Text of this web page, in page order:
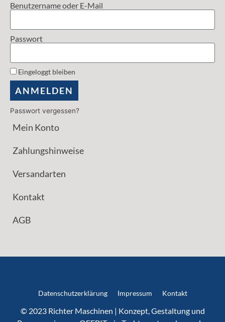
Benutzername oder E-Mail
Passwort
Eingeloggt bleiben
ANMELDEN
Passwort vergessen?
Mein Konto
Zahlungshinweise
Versandarten
Kontakt
AGB
Datenschutzerklärung Impressum Kontakt
© 2023 Richter Maschinen | Konzept, Gestaltung und